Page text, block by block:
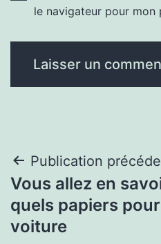
le navigateur pour mon
Navigation
de
l’article
Publication
Vous allez en
quels papiers
voiture